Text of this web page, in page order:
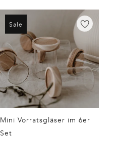
Sale
Mini Vorratsgläser im 6er
Set